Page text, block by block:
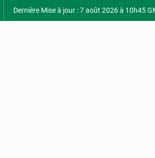
Dernière Mise à jour : 7 août 2026 à 10h45